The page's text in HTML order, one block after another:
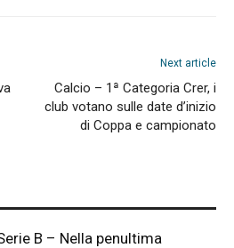
Next article
Calcio – 1ª Categoria Crer, i
club votano sulle date d’inizio
di Coppa e campionato
B – Nella penultima